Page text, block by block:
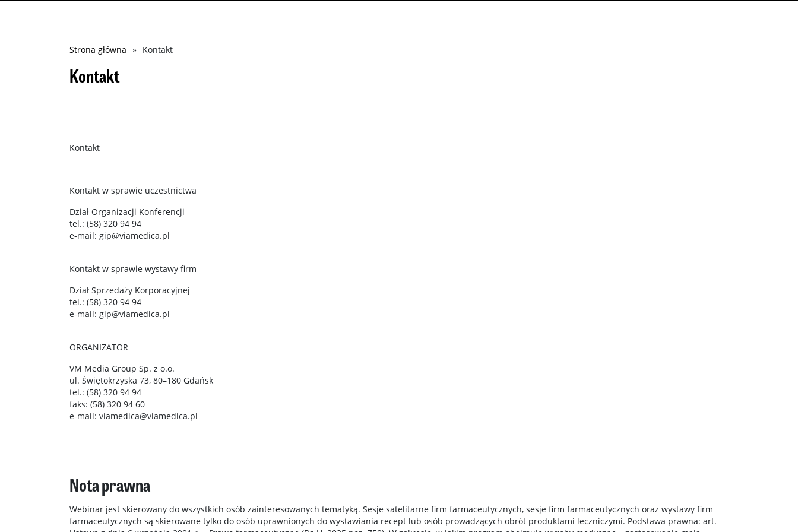
Ścieżka
nawigacyjna
Strona główna Kontakt
Kontakt
Kontakt
Kontakt w sprawie uczestnictwa
Dział Organizacji Konferencji
tel.: (58) 320 94 94
e-mail: gip@viamedica.pl
Kontakt w sprawie wystawy firm
Dział Sprzedaży Korporacyjnej
tel.: (58) 320 94 94
e-mail: gip@viamedica.pl
ORGANIZATOR
VM Media Group Sp. z o.o.
ul. Świętokrzyska 73, 80–180 Gdańsk
tel.: (58) 320 94 94
faks: (58) 320 94 60
e-mail: viamedica@viamedica.pl
Nota prawna
Webinar jest skierowany do wszystkich osób zainteresowanych tematyką. Sesje satelitarne firm farmaceutycznych, sesje firm farmaceutycznych oraz wystawy firm
farmaceutycznych są skierowane tylko do osób uprawnionych do wystawiania recept lub osób prowadzących obrót produktami leczniczymi. Podstawa prawna: art.